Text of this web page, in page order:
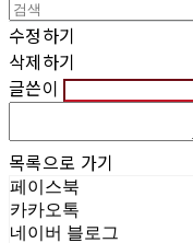
수정하기
삭제하기
글쓴이
목록으로 가기
페이스북
카카오톡
네이버 블로그